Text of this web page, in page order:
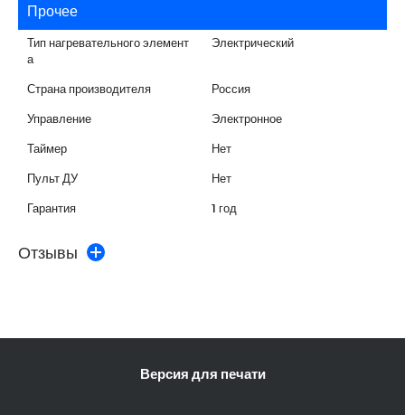
Прочее
Тип нагревательного элемент
а
Электрический
Страна производителя Россия
Управление Электронное
Таймер Нет
Пульт ДУ Нет
Гарантия 1 год
Отзывы
Версия для печати